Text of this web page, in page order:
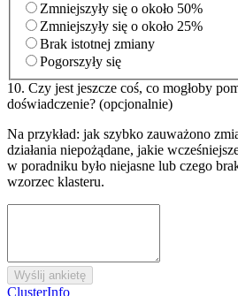
Zmniejszyły się o około 50%
Zmniejszyły się o około 25%
Brak istotnej zmiany
Pogorszyły się
10. Czy jest jeszcze coś, co mogłoby
doświadczenie? (opcjonalnie)
Na przykład: jak szybko zauważono
działania niepożądane, jakie
w poradniku było niejasne lub czego
wzorzec klasteru.
Wyślij ankietę
ClusterInfo